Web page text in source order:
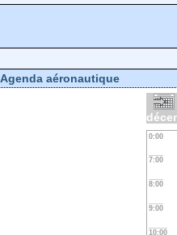
Agenda aéronautique
0:00
7:00
8:00
9:00
10:00